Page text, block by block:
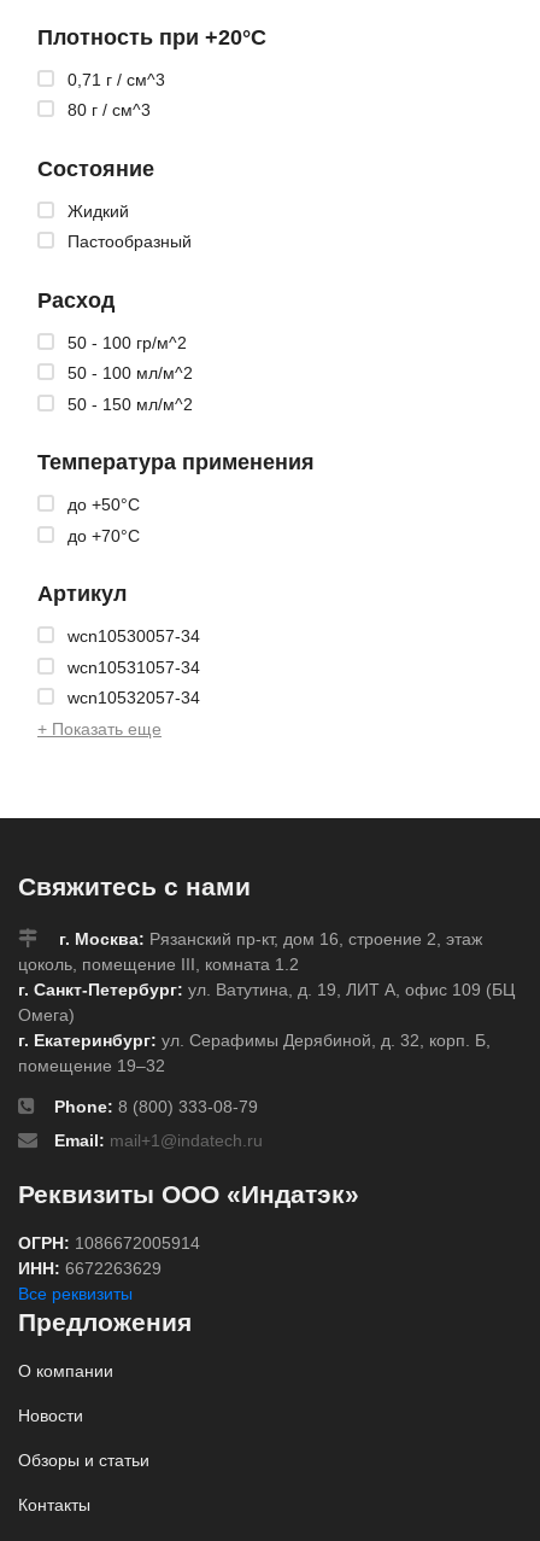
Плотность при +20°C
0,71 г / см^3
80 г / см^3
Состояние
Жидкий
Пастообразный
Расход
50 - 100 гр/м^2
50 - 100 мл/м^2
50 - 150 мл/м^2
Температура применения
до +50°C
до +70°C
Артикул
wcn10530057-34
wcn10531057-34
wcn10532057-34
+ Показать еще
Свяжитесь с нами
г. Москва: Рязанский пр-кт, дом 16, строение 2, этаж
цоколь, помещение III, комната 1.2
г. Санкт-Петербург: ул. Ватутина, д. 19, ЛИТ А, офис 109 (БЦ
Омега)
г. Екатеринбург: ул. Серафимы Дерябиной, д. 32, корп. Б,
помещение 19–32
Phone: 8 (800) 333-08-79
Email: mail+1@indatech.ru
Реквизиты ООО «Индатэк»
ОГРН: 1086672005914
ИНН: 6672263629
Все реквизиты
Предложения
О компании
Новости
Обзоры и статьи
Контакты